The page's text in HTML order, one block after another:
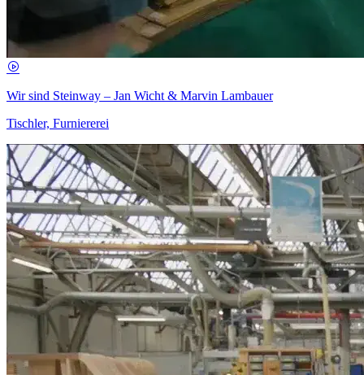
Wir sind Steinway – Jan Wicht & Marvin Lambauer
Tischler, Furniererei